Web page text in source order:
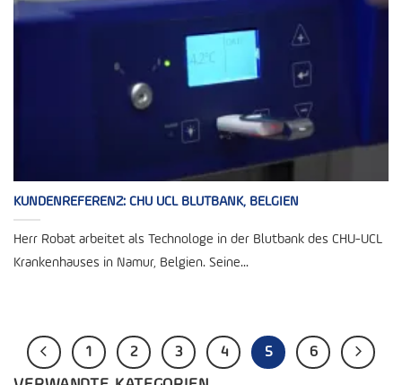
KUNDENREFERENZ: CHU UCL BLUTBANK, BELGIEN
Herr Robat arbeitet als Technologe in der Blutbank des CHU-UCL
Krankenhauses in Namur, Belgien. Seine...
1 2 3 4 5 6